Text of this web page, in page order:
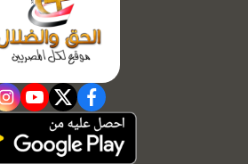
facebook
twitter